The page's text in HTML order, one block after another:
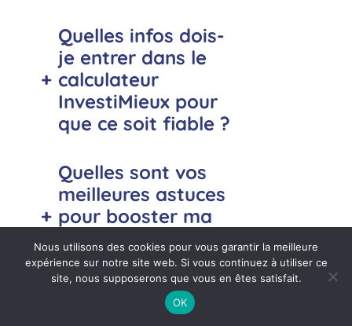
+
Quelles infos dois-
je entrer dans le
calculateur
InvestiMieux pour
que ce soit fiable ?
+
Quelles sont vos
meilleures astuces
pour booster ma
capacité d’épargne
?
Nous utilisons des cookies pour vous garantir la meilleure
expérience sur notre site web. Si vous continuez à utiliser ce
site, nous supposerons que vous en êtes satisfait.
OK